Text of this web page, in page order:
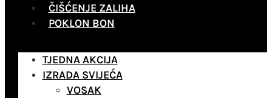
ČIŠĆENJE ZALIHA
POKLON BON
TJEDNA AKCIJA
IZRADA SVIJEĆA
VOSAK